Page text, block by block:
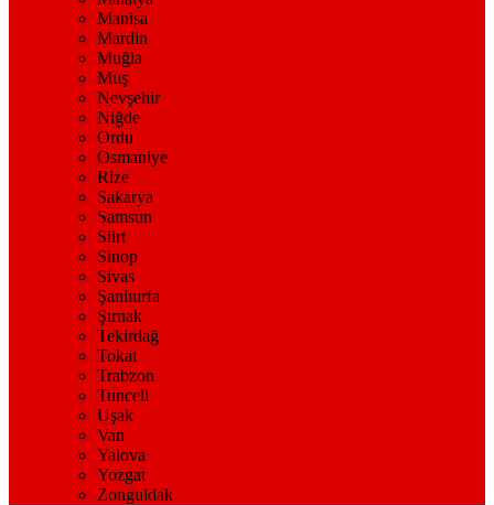
Manisa
Mardin
Muğla
Muş
Nevşehir
Niğde
Ordu
Osmaniye
Rize
Sakarya
Samsun
Siirt
Sinop
Sivas
Şanlıurfa
Şırnak
Tekirdağ
Tokat
Trabzon
Tunceli
Uşak
Van
Yalova
Yozgat
Zonguldak